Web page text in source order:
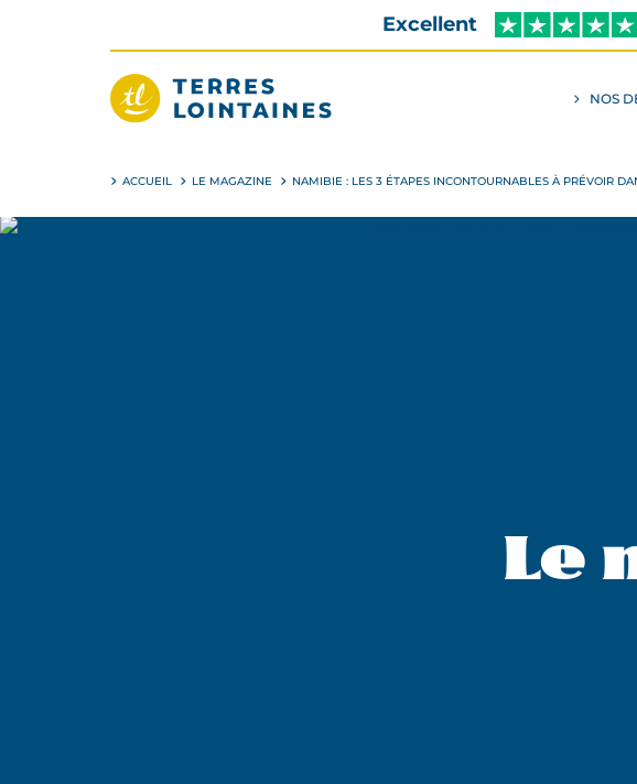
contenu
Excellent
NOS
ALLER
ACCUEIL LE MAGAZINE NAMIBIE : LES 3 ÉTAPES INCONTOURNABLES À PRÉVOIR
Le